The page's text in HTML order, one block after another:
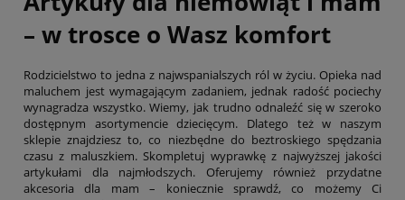
– w trosce o Wasz komfort
Rodzicielstwo to jedna z najwspanialszych ról w życiu. Opieka nad
maluchem jest wymagającym zadaniem, jednak radość pociechy
wynagradza wszystko. Wiemy, jak trudno odnaleźć się w szeroko
dostępnym asortymencie dziecięcym. Dlatego też w naszym
sklepie znajdziesz to, co niezbędne do beztroskiego spędzania
czasu z maluszkiem. Skompletuj wyprawkę z najwyższej jakości
artykułami dla najmłodszych. Oferujemy również przydatne
akcesoria dla mam – koniecznie sprawdź, co możemy Ci